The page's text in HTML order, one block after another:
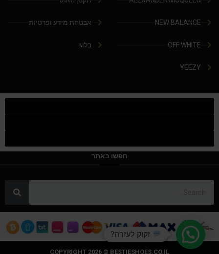
NEW BALANCE
OFF WHITE
YEEZY
אבטחת מידע ופרטיות
בלוג
חפשו באתר
COPYRIGHT 2026 © BESTIESHOES.CO.IL
זקוק לעזרה?